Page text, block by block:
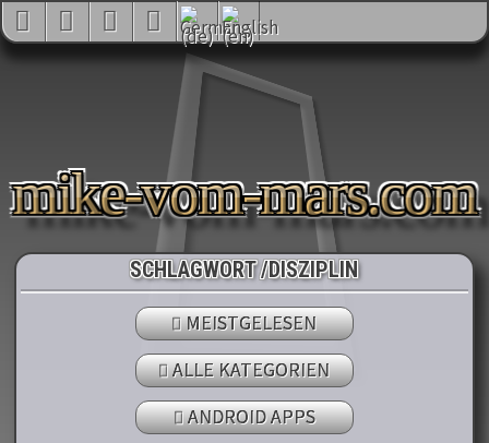
mike-vom-mars.com
SCHLAGWORT /DISZIPLIN
MEISTGELESEN
ALLE KATEGORIEN
ANDROID APPS